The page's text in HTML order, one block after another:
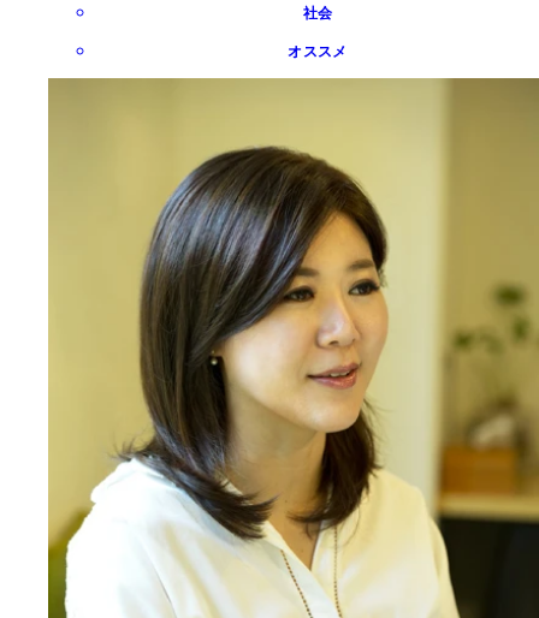
社会
オススメ